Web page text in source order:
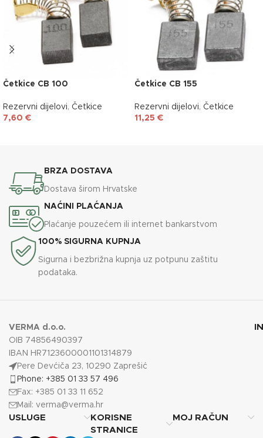
Četkice CB 100
Rezervni dijelovi, Četkice
7,60 €
Četkice CB 155
Rezervni dijelovi, Četkice
11,25 €
BRZA DOSTAVA
Dostava širom Hrvatske
NAĆINI PLAĆANJA
Plaćanje pouzećem ili internet bankarstvom
100% SIGURNA KUPNJA
Sigurna i bezbrižna kupnja uz potpunu zaštitu
podataka.
VERMA d.o.o.
OIB 74856490397
IBAN HR7123600001101314879
Pere Devćiča 23, 10290 Zaprešić
Phone: +385 01 33 57 496
Fax: +385 01 33 11 652
Mail: verma@verma.hr
USLUGE
KORISNE
STRANICE
MOJ RAČUN